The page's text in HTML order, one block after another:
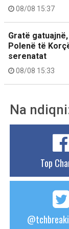
08/08 15:37
Gratë
Polenë të
serenatat
08/08 15:33
Na
Top